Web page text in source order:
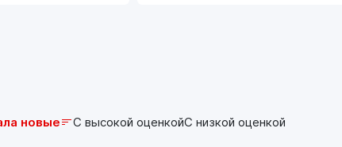
новые С высокой оценкойС низкой оценкой